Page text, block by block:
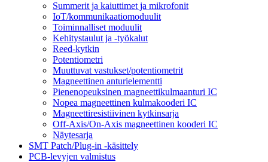
Summerit ja kaiuttimet ja mikrofonit
IoT/kommunikaatiomoduulit
Toiminnalliset moduulit
Kehitystaulut ja -työkalut
Reed-kytkin
Potentiometri
Muuttuvat vastukset/potentiometrit
Magneettinen anturielementti
Pienenopeuksinen magneettikulmaanturi IC
Nopea magneettinen kulmakooderi IC
Magneettiresistiivinen kytkinsarja
Off-Axis/On-Axis magneettinen kooderi IC
Näytesarja
SMT Patch/Plug-in -käsittely
PCB-levyjen valmistus